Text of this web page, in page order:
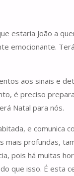
estaria João a
emocionante.
aos sinais e
é preciso
Natal para nós.
e comunica
profundas,
pois há muitas
que isso. É esta